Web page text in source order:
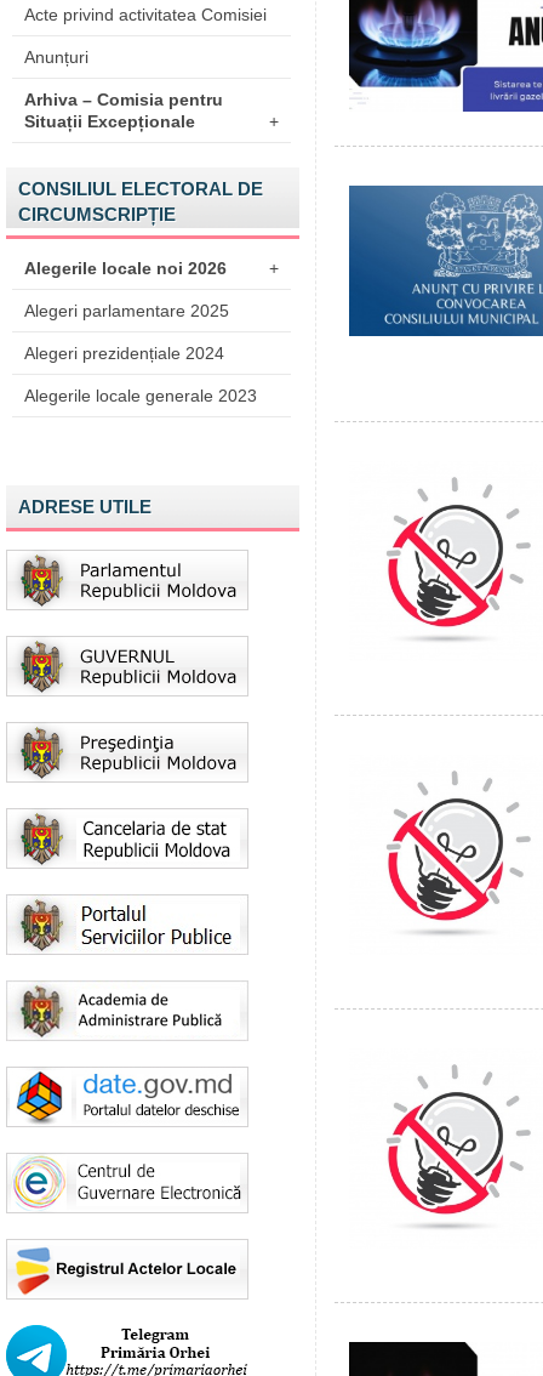
Acte privind activitatea Comisiei
Anunțuri
Arhiva – Comisia pentru
Situații Excepționale
+
CONSILIUL ELECTORAL DE
CIRCUMSCRIPȚIE
Alegerile locale noi 2026 +
Alegeri parlamentare 2025
Alegeri prezidențiale 2024
Alegerile locale generale 2023
ADRESE UTILE